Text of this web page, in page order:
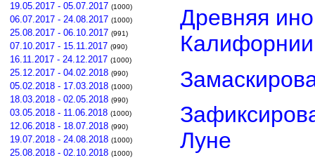
19.05.2017 - 05.07.2017 (1000)
06.07.2017 - 24.08.2017 (1000)
25.08.2017 - 06.10.2017 (991)
07.10.2017 - 15.11.2017 (990)
16.11.2017 - 24.12.2017 (1000)
25.12.2017 - 04.02.2018 (990)
05.02.2018 - 17.03.2018 (1000)
18.03.2018 - 02.05.2018 (990)
03.05.2018 - 11.06.2018 (1000)
12.06.2018 - 18.07.2018 (990)
19.07.2018 - 24.08.2018 (1000)
25.08.2018 - 02.10.2018 (1000)
Древняя
Калифорнии
Луне